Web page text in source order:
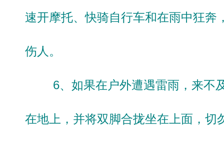
速开摩托、快骑自行车和在雨中狂奔
伤人。
6、如果在户外遭遇雷雨，来不及
在地上，并将双脚合拢坐在上面，切